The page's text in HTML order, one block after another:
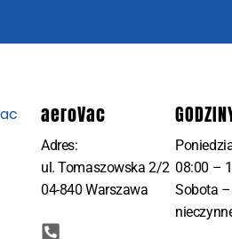
aeroVac
Adres:
ul. Tomaszowska 2/2
04-840 Warszawa
08:00 –
Sobota